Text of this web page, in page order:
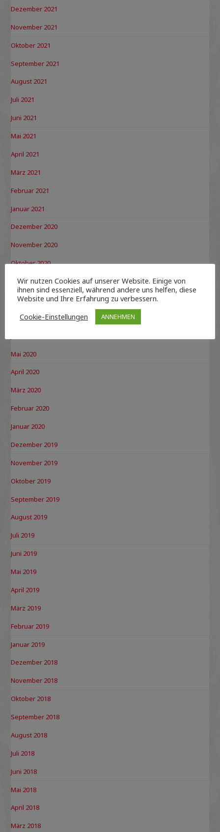
Dezember 2021
November 2021
Oktober 2021
September 2021
August 2021
Juli 2021
Juni 2021
Mai 2021
April 2021
März 2021
Februar 2021
Januar 2021
Dezember 2020
November 2020
Oktober 2020
September 2020
August 2020
Juli 2020
Mai 2020
April 2020
März 2020
Februar 2020
Januar 2020
Dezember 2019
November 2019
Oktober 2019
September 2019
August 2019
Juli 2019
Juni 2019
Mai 2019
April 2019
März 2019
Februar 2019
Januar 2019
Dezember 2018
November 2018
Oktober 2018
September 2018
August 2018
Juli 2018
Juni 2018
Mai 2018
April 2018
März 2018
Wir nutzen Cookies auf unserer Website. Einige von
ihnen sind essenziell, während andere uns helfen, diese
Website und Ihre Erfahrung zu verbessern.
Cookie-Einstellungen
ANNEHMEN